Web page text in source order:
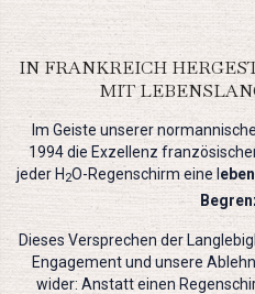
IN FRANKREICH
MIT
Im Geiste unserer
1994 die Exzellenz
jeder H 2O-Regenschirm eine l
Dieses Versprechen der
Engagement und unsere
wider: Anstatt einen